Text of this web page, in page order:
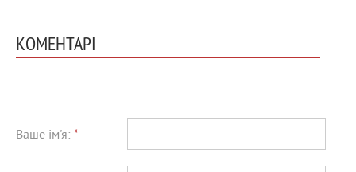
КОМЕНТАРІ
Ваше ім'я: *